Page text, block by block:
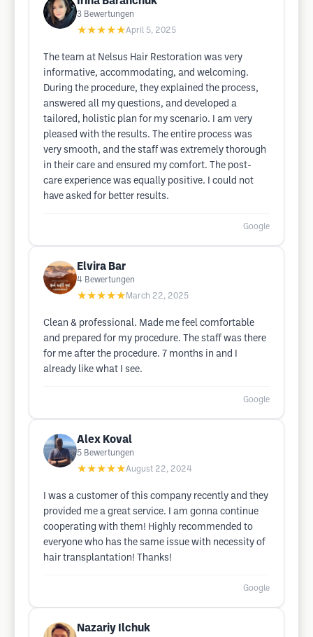
3 Bewertungen
★★★★★April 5, 2025
The team at Nelsus Hair Restoration was very
informative, accommodating, and welcoming.
During the procedure, they explained the process,
answered all my questions, and developed a
tailored, holistic plan for my scenario. I am very
pleased with the results. The entire process was
very smooth, and the staff was extremely thorough
in their care and ensured my comfort. The post-
care experience was equally positive. I could not
have asked for better results.
Google
Elvira Bar
4 Bewertungen
★★★★★ March 22, 2025
Clean & professional. Made me feel comfortable
and prepared for my procedure. The staff was there
for me after the procedure. 7 months in and I
already like what I see.
Google
Alex Koval
5 Bewertungen
★★★★★August 22, 2024
I was a customer of this company recently and they
provided me a great service. I am gonna continue
cooperating with them! Highly recommended to
everyone who has the same issue with necessity of
hair transplantation! Thanks!
Google
Nazariy Ilchuk